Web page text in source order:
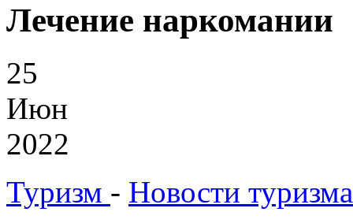
Лечение наркомании
25
Июн
2022
Туризм - Новости туризма